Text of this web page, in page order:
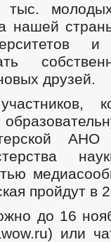
тыс.
нашей
и
друзей.
АНО
пройдут в
до 16
или